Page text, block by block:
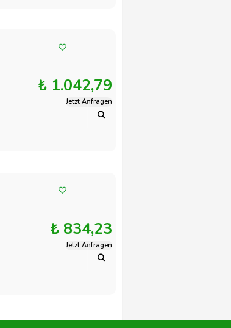
₺ 1.042,79
Jetzt Anfragen
₺ 834,23
Jetzt Anfragen